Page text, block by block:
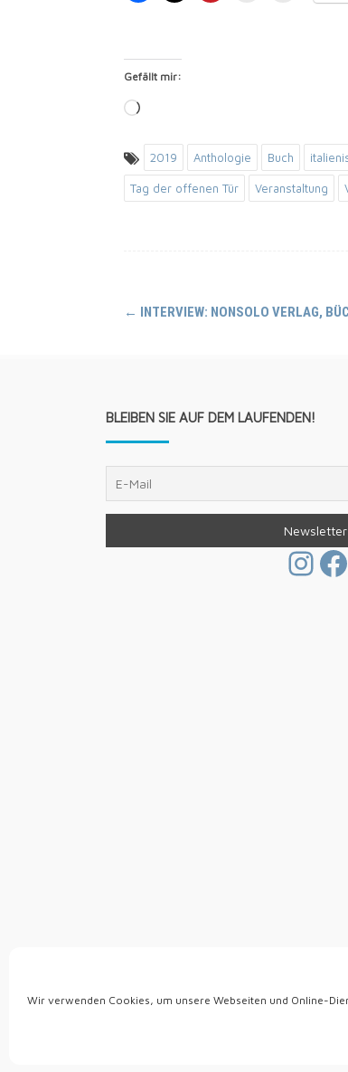
Wir verwenden Cookies, um unsere Webseiten und Online-
Gefällt mir:
Loa­
2019 Anthologie Buch
Tag der offenen Tür Veranstaltung
Navigation
← INTERVIEW: NONSOLO VERLAG,
BLEIBEN SIE AUF DEM LAUFENDEN!